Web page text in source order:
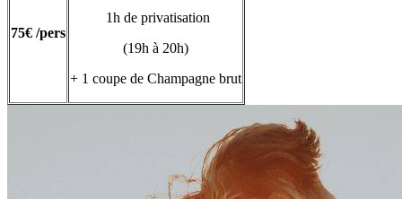
75€ /pers
1h de privatisation
(19h à 20h)
+ 1 coupe de Champagne brut